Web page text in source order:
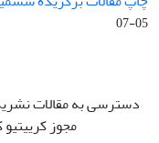
05-07
دسترسی به مقالات
مجوز کرییتیو